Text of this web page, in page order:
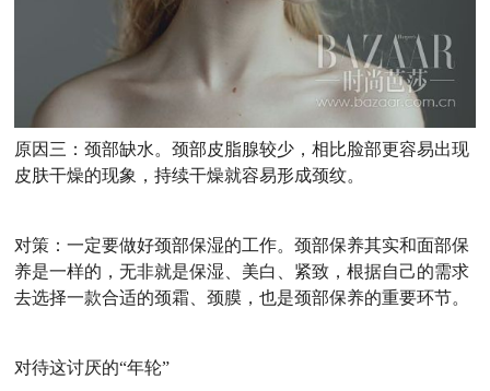
原因三：颈部缺水。颈部皮脂腺较少，相比脸部更容易出现
皮肤干燥的现象，持续干燥就容易形成颈纹。
对策：一定要做好颈部保湿的工作。颈部保养其实和面部保
养是一样的，无非就是保湿、美白、紧致，根据自己的需求
去选择一款合适的颈霜、颈膜，也是颈部保养的重要环节。
对待这讨厌的“年轮”